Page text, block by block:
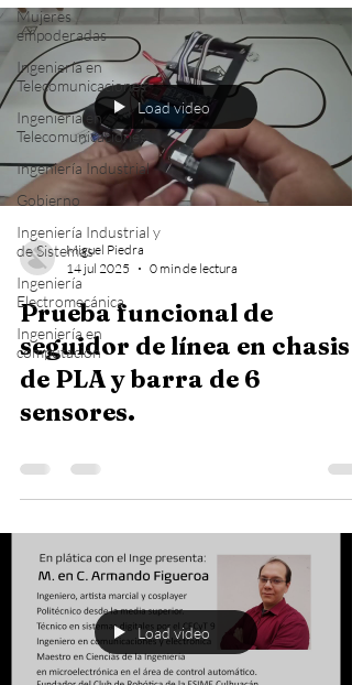
Mujeres
empoderadas
Ingeniería en
Telecomunicaciones
Ingeniería en
Telecomunicaciones
Ingeniería Industrial
Gobierno
Ingeniería Industrial y
de Sistemas
Ingeniería
Electromecánica
Ingeniería en
computación
Load video
Miguel Piedra
14 jul 2025
0 min de lectura
Prueba funcional de
seguidor de línea en chasis
de PLA y barra de 6
sensores.
Load video